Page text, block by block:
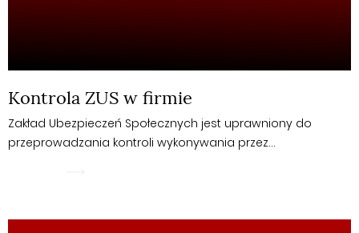
Kontrola ZUS w firmie
Zakład Ubezpieczeń Społecznych jest uprawniony do
przeprowadzania kontroli wykonywania przez…